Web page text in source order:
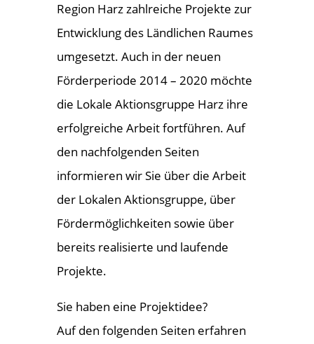
Region Harz zahlreiche Projekte zur
Entwicklung des Ländlichen Raumes
umgesetzt. Auch in der neuen
Förderperiode 2014 – 2020 möchte
die Lokale Aktionsgruppe Harz ihre
erfolgreiche Arbeit fortführen. Auf
den nachfolgenden Seiten
informieren wir Sie über die Arbeit
der Lokalen Aktionsgruppe, über
Fördermöglichkeiten sowie über
bereits realisierte und laufende
Projekte.
Sie haben eine Projektidee?
Auf den folgenden Seiten erfahren